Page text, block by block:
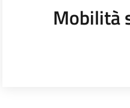
Mobilità